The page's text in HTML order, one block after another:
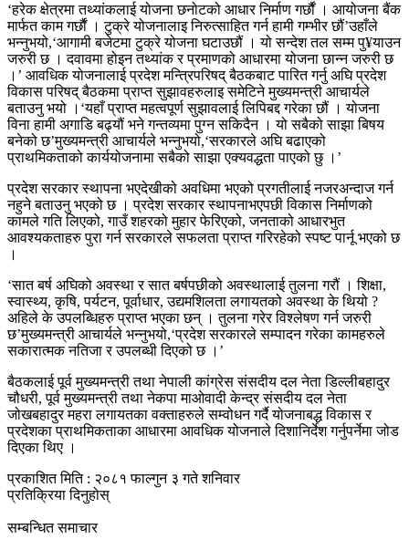
‘हरेक क्षेत्रमा तथ्यांकलाई योजना छनोटको आधार निर्माण गर्छौं । आयोजना बैंक
मार्फत काम गर्छाैं । टुक्रे योजनालाइ निरुत्साहित गर्न हामी गम्भीर छौं’उहाँले
भन्नुभयो,‘आगामी बजेटमा टुक्रे योजना घटाउछौं । यो सन्देश तल सम्म पु¥याउन
जरुरी छ । दवावमा होइन तथ्यांक र प्रमाणको आधारमा योजना छान्न जरुरी छ
।’ आवधिक योजनालाई प्रदेश मन्त्रिपरिषद् बैठकबाट पारित गर्नु अघि प्रदेश
विकास परिषद् बैठकमा प्राप्त सुझावहरुलाइ समेटिने मुख्यमन्त्री आचार्यले
बताउनु भयो ।‘यहाँ प्राप्त महत्वपूर्ण सुझावलाई लिपिबद्द गरेका छौं । योजना
विना हामी अगाडि बढ्यौं भने गन्तव्यमा पुग्न सकिदैन । यो सबैको साझा बिषय
बनेको छ’मुख्यमन्त्री आचार्यले भन्नुभयो,‘सरकारले अघि बढाएको
प्राथमिकताको कार्ययोजनामा सबैको साझा एक्यवद्धता पाएको छु ।’
प्रदेश सरकार स्थापना भएदेखीको अवधिमा भएको प्रगतीलाई नजरअन्दाज गर्न
नहुने बताउनु भएको छ । प्रदेश सरकार स्थापनाभएपछी विकास निर्माणको
कामले गति लिएको, गाउँ शहरको मुहार फेरिएको, जनताको आधारभुत
आवश्यकताहरु पुरा गर्न सरकारले सफलता प्राप्त गरिरहेको स्पष्ट पार्नू भएको छ
।
‘सात बर्ष अघिको अवस्था र सात बर्षपछीको अवस्थालाई तुलना गरौं । शिक्षा,
स्वास्थ्य, कृषि, पर्यटन, पूर्वाधार, उद्यमशिलता लगायतको अवस्था के थियो ?
अहिले के उपलब्धिहरु प्राप्त भएका छन् । तुलना गरेर विश्लेषण गर्न जरुरी
छ’मुख्यमन्त्री आचार्यले भन्नुभयो,‘प्रदेश सरकारले सम्पादन गरेका कामहरुले
सकारात्मक नतिजा र उपलब्धी दिएको छ ।’
बैठकलाई पूर्व मुख्यमन्त्री तथा नेपाली कांग्रेस संसदीय दल नेता डिल्लीबहादुर
चौधरी, पूर्व मुख्यमन्त्री तथा नेकपा माओवादी केन्द्र संसदीय दल नेता
जोखबहादुर महरा लगायतका वक्ताहरुले सम्वोधन गर्दै योजनाबद्ध विकास र
प्रदेशका प्राथमिकताका आधारमा आवधिक योजनाले दिशानिर्देश गर्नुपर्नेमा जोड
दिएका थिए ।
प्रकाशित मिति : २०८१ फाल्गुन ३ गते शनिवार
प्रतिक्रिया दिनुहोस्
सम्बन्धित समाचार